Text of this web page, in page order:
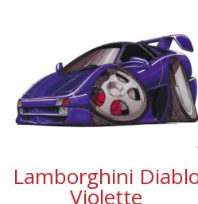
Lamborghini
Violette